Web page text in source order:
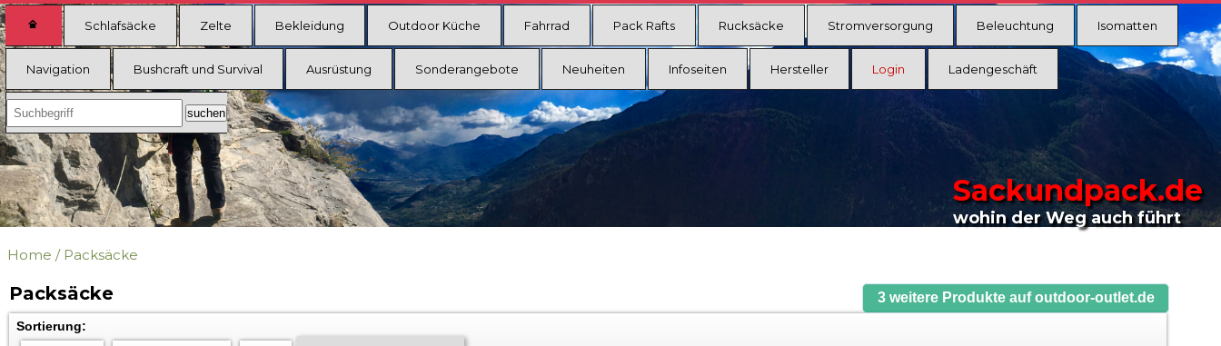
Schlafsäcke Zelte Bekleidung Outdoor Küche Fahrrad Pack Rafts Rucksäcke Stromversorgung Beleuchtung Isomatten
Navigation Bushcraft und Survival Ausrüstung Sonderangebote Neuheiten Infoseiten Hersteller Login Ladengeschäft
Sackundpack.de
wohin der Weg auch führt
Home / Packsäcke
Packsäcke 3 weitere Produkte auf outdoor-outlet.de
Sortierung: